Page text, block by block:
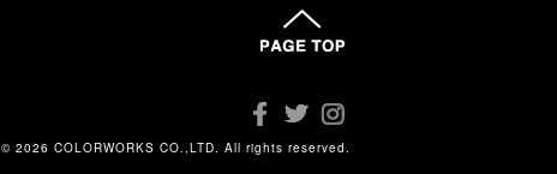
© 2026 COLORWORKS CO.,LTD. All rights reserved.